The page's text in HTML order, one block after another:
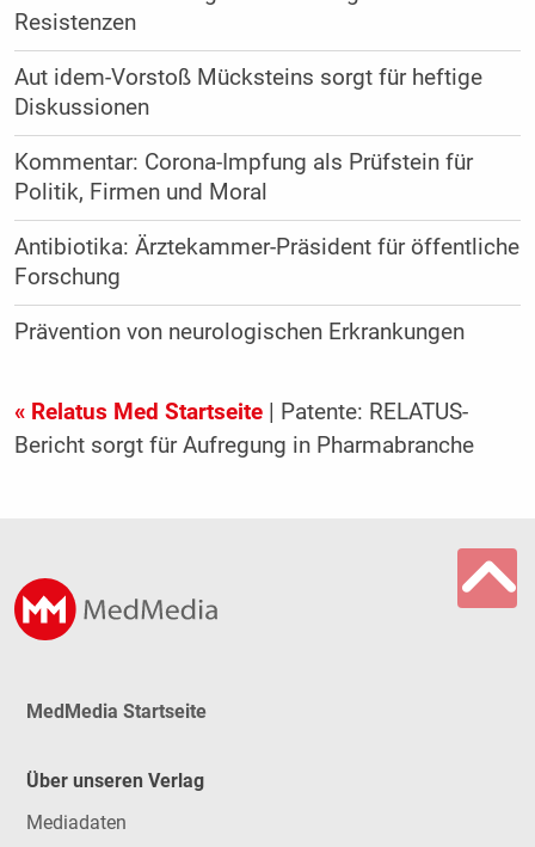
Resistenzen
Aut idem-Vorstoß Mücksteins sorgt für heftige
Diskussionen
Kommentar: Corona-Impfung als Prüfstein für
Politik, Firmen und Moral
Antibiotika: Ärztekammer-Präsident für öffentliche
Forschung
Prävention von neurologischen Erkrankungen
« Relatus Med Startseite| Patente: RELATUS-
Bericht sorgt für Aufregung in Pharmabranche
MedMedia Startseite
Über unseren Verlag
Mediadaten